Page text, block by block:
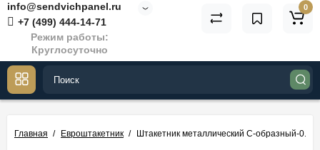
info@sendvichpanel.ru
+7 (499) 444-14-71
Режим работы:
Круглосуточно
0
Главная Евроштакетник Штакетник металлический С-образный-